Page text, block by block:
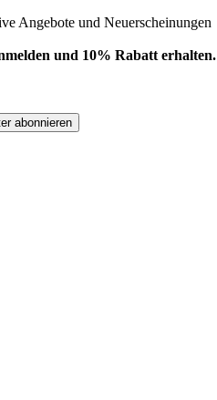
Angebote und Neuerscheinungen
und 10% Rabatt erhalten.
abonnieren